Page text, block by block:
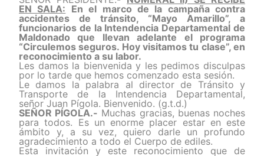
EN SALA: En el marco de la campaña contra
accidentes de tránsito, “Mayo Amarillo”, a
funcionarios de la Intendencia Departamental de
Maldonado que llevan adelante el programa
“Circulemos seguros. Hoy visitamos tu clase”, en
reconocimiento a su labor.
Les damos la bienvenida y les pedimos disculpas
por lo tarde que hemos comenzado esta sesión.
Le damos la palabra al director de Tránsito y
Transporte de la Intendencia Departamental,
señor Juan Pígola. Bienvenido. (g.t.d.)
SEÑOR PÍGOLA.- Muchas gracias, buenas noches
para todos. Es un enorme placer estar en este
ámbito y, a su vez, quiero darle un profundo
agradecimiento a todo el Cuerpo de ediles.
Esta invitación y este reconocimiento que de